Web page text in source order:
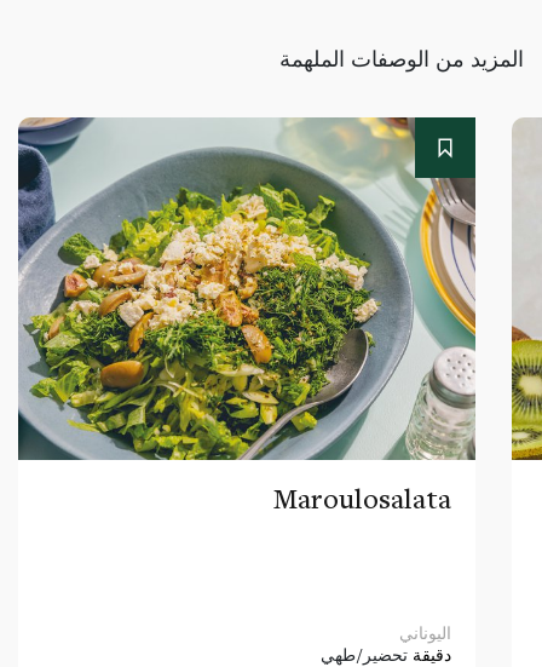
المزيد من الوصفات الملهمة
Maroulosalata
اليوناني
دقيقة تحضير/طهي